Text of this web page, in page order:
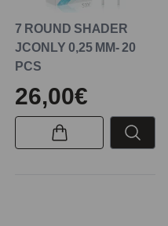
7 ROUND SHADER
JCONLY 0,25 MM- 20
PCS
26,00€